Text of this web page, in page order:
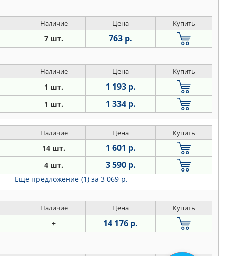
Наличие Цена Купить
7 шт. 763 р.
Наличие Цена Купить
1 шт. 1 193 р.
1 шт. 1 334 р.
Наличие Цена Купить
14 шт. 1 601 р.
4 шт. 3 590 р.
Еще предложение (1) за 3 069 р.
Наличие Цена Купить
+ 14 176 р.